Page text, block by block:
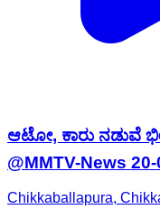
ಆಟೋ, ಕಾರು ನಡುವೆ
@MMTV-News
Chikkaballapura,